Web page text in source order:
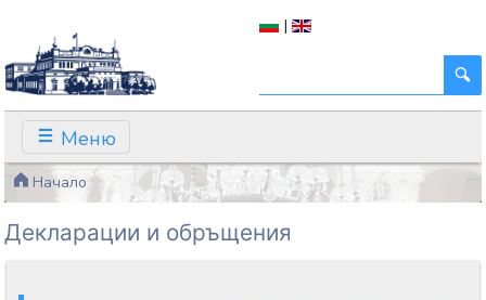
|
Меню
Начало
Декларации и обръщения